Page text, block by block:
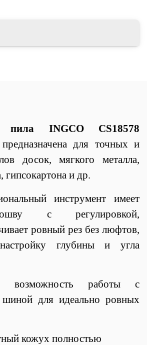
пила INGCO CS18578
предназначена для точных и
досок, мягкого металла,
гипсокартона и др.
инструмент имеет
с регулировкой,
ровный рез без люфтов,
глубины и угла
возможность работы с
для идеально ровных
кожух полностью